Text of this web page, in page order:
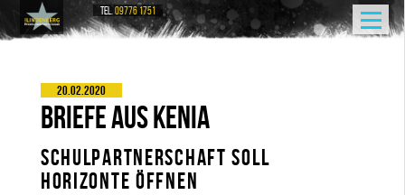
TEL.09776 1751
20.02.2020
BRIEFE AUS KENIA
SCHULPARTNERSCHAFT SOLL
HORIZONTE ÖFFNEN